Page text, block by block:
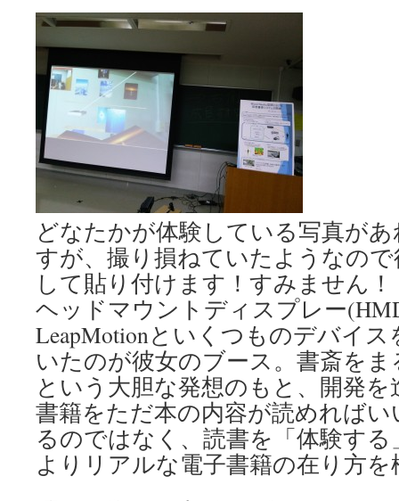
どなたかが体験している写真が
すが、撮り損ねていたようなの
して貼り付けます！すみません！
ヘッドマウントディスプレー
LeapMotionといくつものデバイ
いたのが彼女のブース。書斎を
という大胆な発想のもと、開発
書籍をただ本の内容が読めれば
るのではなく、読書を「体験す
よりリアルな電子書籍の在り方